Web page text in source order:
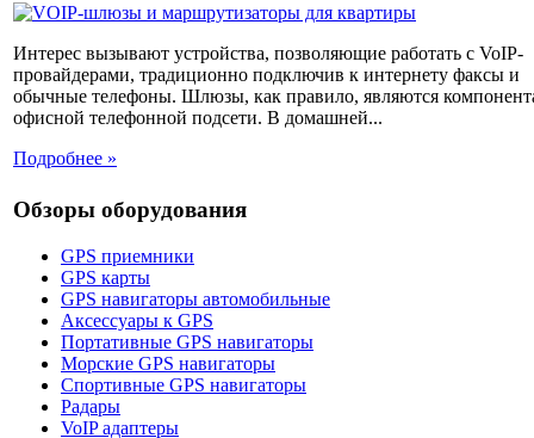
Интерес вызывают устройства, позволяющие работать с VoIP-
провайдерами, традиционно подключив к интернету факсы и
обычные телефоны. Шлюзы, как правило, являются
офисной телефонной подсети. В домашней...
Подробнее »
Обзоры оборудования
GPS приемники
GPS карты
GPS навигаторы автомобильные
Аксессуары к GPS
Портативные GPS навигаторы
Морские GPS навигаторы
Спортивные GPS навигаторы
Радары
VoIP адаптеры